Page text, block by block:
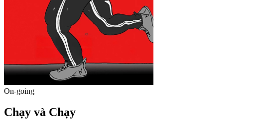
On-going
Chạy và Chạy